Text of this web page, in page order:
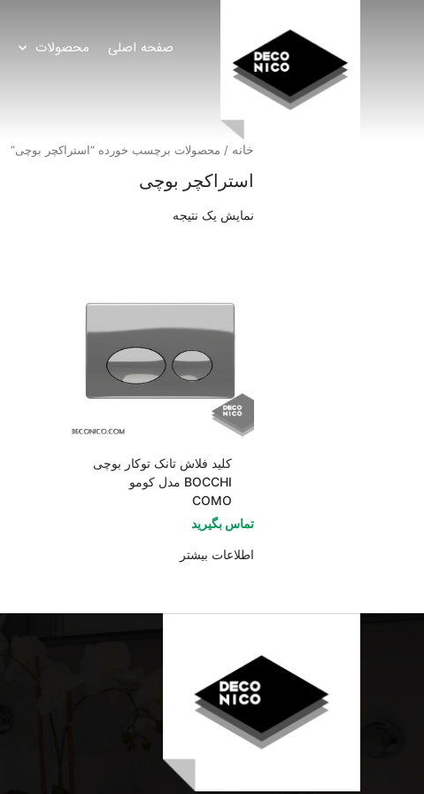
صفحه اصلی محصولات
خانه / محصولات برچسب خورده “استراکچر بوچی”
استراکچر بوچی
نمایش یک نتیجه
کلید فلاش تانک توکار بوچی
BOCCHI مدل کومو
COMO
تماس بگیرید
اطلاعات بیشتر